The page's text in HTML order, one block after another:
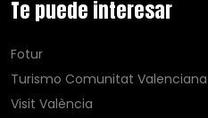
Te puede interesar
Fotur
Turismo Comunitat Valenciana
Visit València